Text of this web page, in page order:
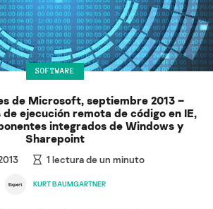
SOFTWARE
de Microsoft, septiembre 2013 –
ejecución remota de código en IE,
integrados de Windows y
Sharepoint
1 lectura de un minuto
KURT BAUMGARTNER